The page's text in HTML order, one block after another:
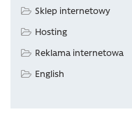
Sklep internetowy
Hosting
Reklama internetowa
English